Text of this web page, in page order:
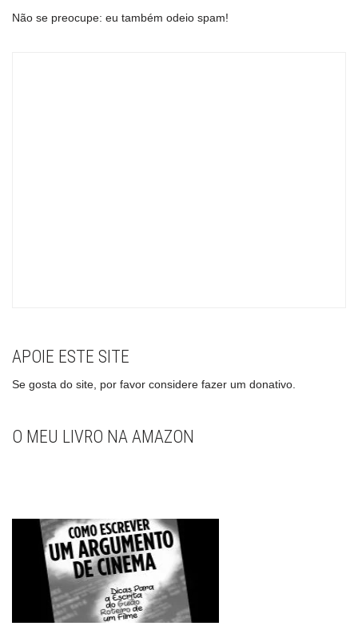
Não se preocupe: eu também odeio spam!
APOIE ESTE SITE
Se gosta do site, por favor considere fazer um donativo.
O MEU LIVRO NA AMAZON